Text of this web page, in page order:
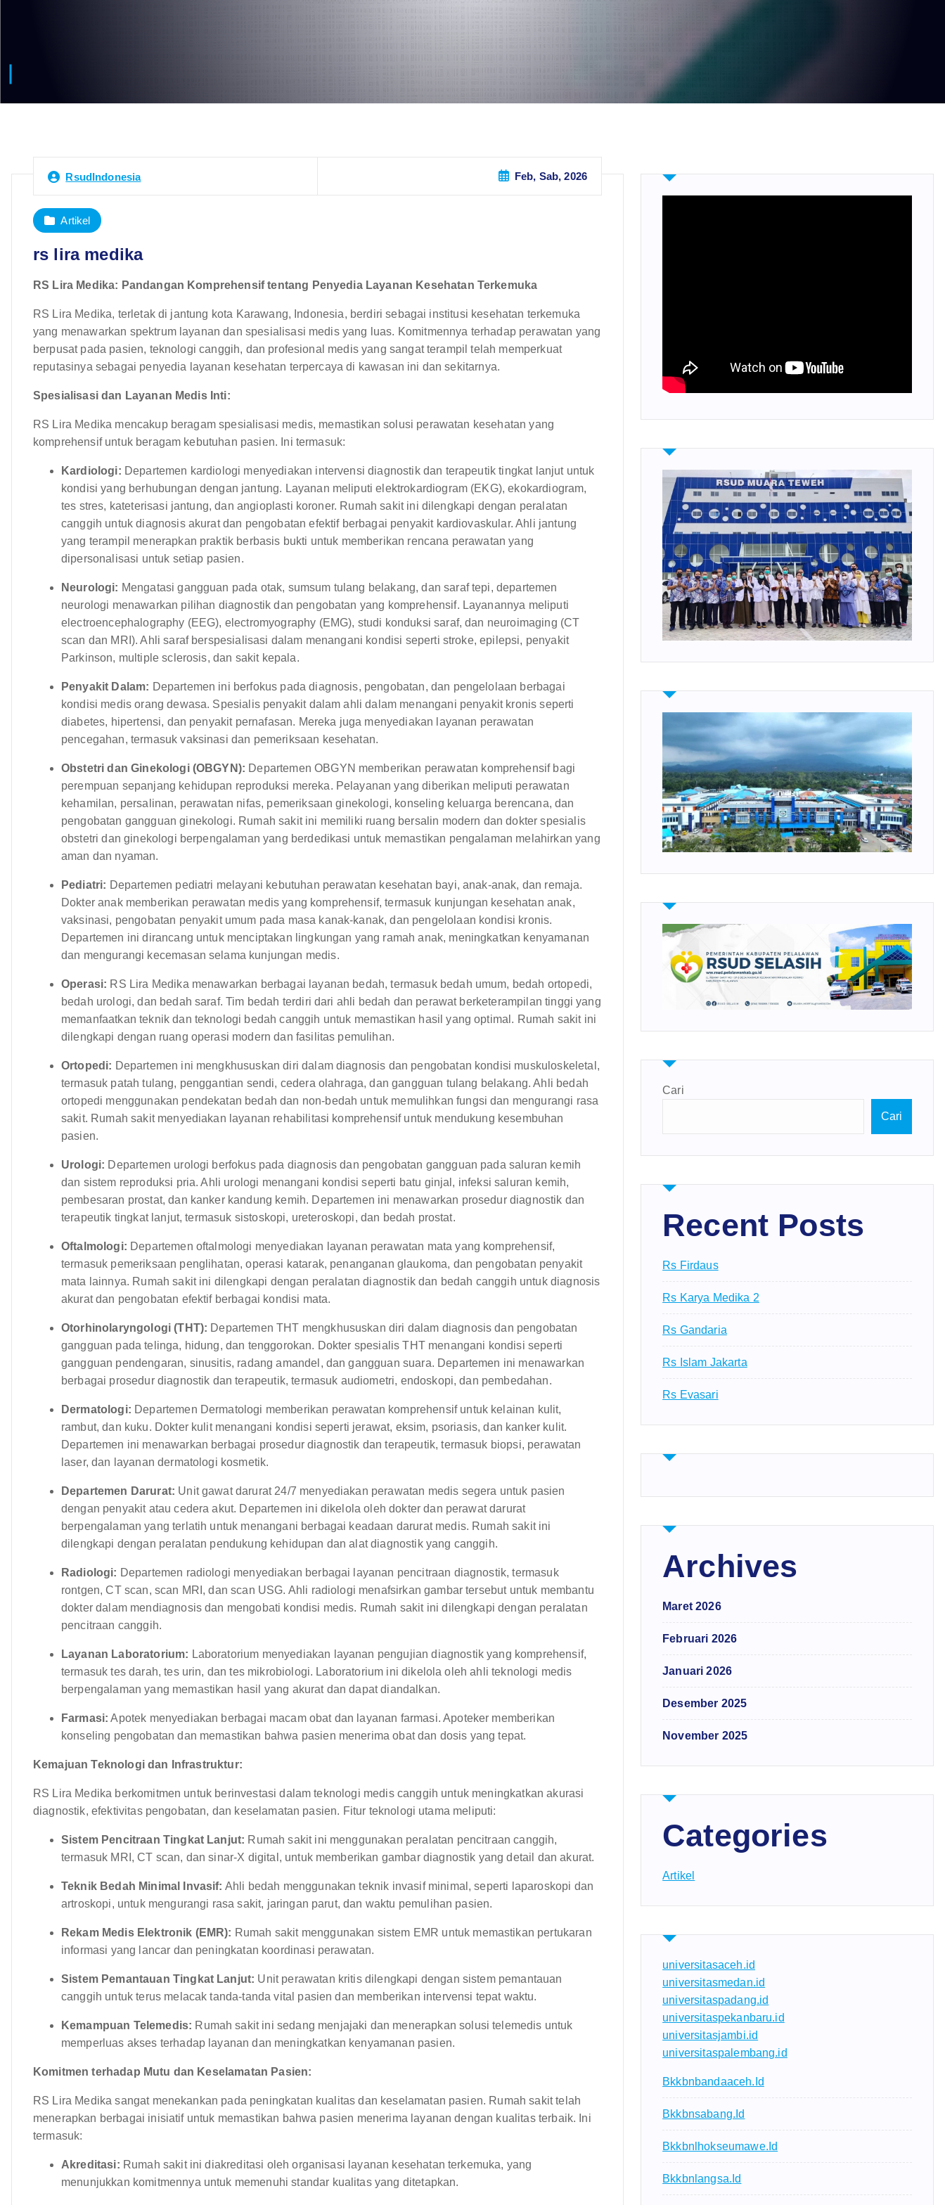
RsudIndonesia Feb, Sab, 2026
Artikel
rs lira medika
RS Lira Medika: Pandangan Komprehensif tentang Penyedia Layanan Kesehatan Terkemuka
RS Lira Medika, terletak di jantung kota Karawang, Indonesia, berdiri sebagai institusi kesehatan terkemuka
yang menawarkan spektrum layanan dan spesialisasi medis yang luas. Komitmennya terhadap perawatan yang
berpusat pada pasien, teknologi canggih, dan profesional medis yang sangat terampil telah memperkuat
reputasinya sebagai penyedia layanan kesehatan terpercaya di kawasan ini dan sekitarnya.
Spesialisasi dan Layanan Medis Inti:
RS Lira Medika mencakup beragam spesialisasi medis, memastikan solusi perawatan kesehatan yang
komprehensif untuk beragam kebutuhan pasien. Ini termasuk:
Kardiologi: Departemen kardiologi menyediakan intervensi diagnostik dan terapeutik tingkat lanjut untuk
kondisi yang berhubungan dengan jantung. Layanan meliputi elektrokardiogram (EKG), ekokardiogram,
tes stres, kateterisasi jantung, dan angioplasti koroner. Rumah sakit ini dilengkapi dengan peralatan
canggih untuk diagnosis akurat dan pengobatan efektif berbagai penyakit kardiovaskular. Ahli jantung
yang terampil menerapkan praktik berbasis bukti untuk memberikan rencana perawatan yang
dipersonalisasi untuk setiap pasien.
Neurologi: Mengatasi gangguan pada otak, sumsum tulang belakang, dan saraf tepi, departemen
neurologi menawarkan pilihan diagnostik dan pengobatan yang komprehensif. Layanannya meliputi
electroencephalography (EEG), electromyography (EMG), studi konduksi saraf, dan neuroimaging (CT
scan dan MRI). Ahli saraf berspesialisasi dalam menangani kondisi seperti stroke, epilepsi, penyakit
Parkinson, multiple sclerosis, dan sakit kepala.
Penyakit Dalam: Departemen ini berfokus pada diagnosis, pengobatan, dan pengelolaan berbagai
kondisi medis orang dewasa. Spesialis penyakit dalam ahli dalam menangani penyakit kronis seperti
diabetes, hipertensi, dan penyakit pernafasan. Mereka juga menyediakan layanan perawatan
pencegahan, termasuk vaksinasi dan pemeriksaan kesehatan.
Obstetri dan Ginekologi (OBGYN): Departemen OBGYN memberikan perawatan komprehensif bagi
perempuan sepanjang kehidupan reproduksi mereka. Pelayanan yang diberikan meliputi perawatan
kehamilan, persalinan, perawatan nifas, pemeriksaan ginekologi, konseling keluarga berencana, dan
pengobatan gangguan ginekologi. Rumah sakit ini memiliki ruang bersalin modern dan dokter spesialis
obstetri dan ginekologi berpengalaman yang berdedikasi untuk memastikan pengalaman melahirkan yang
aman dan nyaman.
Pediatri: Departemen pediatri melayani kebutuhan perawatan kesehatan bayi, anak-anak, dan remaja.
Dokter anak memberikan perawatan medis yang komprehensif, termasuk kunjungan kesehatan anak,
vaksinasi, pengobatan penyakit umum pada masa kanak-kanak, dan pengelolaan kondisi kronis.
Departemen ini dirancang untuk menciptakan lingkungan yang ramah anak, meningkatkan kenyamanan
dan mengurangi kecemasan selama kunjungan medis.
Operasi: RS Lira Medika menawarkan berbagai layanan bedah, termasuk bedah umum, bedah ortopedi,
bedah urologi, dan bedah saraf. Tim bedah terdiri dari ahli bedah dan perawat berketerampilan tinggi yang
memanfaatkan teknik dan teknologi bedah canggih untuk memastikan hasil yang optimal. Rumah sakit ini
dilengkapi dengan ruang operasi modern dan fasilitas pemulihan.
Ortopedi: Departemen ini mengkhususkan diri dalam diagnosis dan pengobatan kondisi muskuloskeletal,
termasuk patah tulang, penggantian sendi, cedera olahraga, dan gangguan tulang belakang. Ahli bedah
ortopedi menggunakan pendekatan bedah dan non-bedah untuk memulihkan fungsi dan mengurangi rasa
sakit. Rumah sakit menyediakan layanan rehabilitasi komprehensif untuk mendukung kesembuhan
pasien.
Urologi: Departemen urologi berfokus pada diagnosis dan pengobatan gangguan pada saluran kemih
dan sistem reproduksi pria. Ahli urologi menangani kondisi seperti batu ginjal, infeksi saluran kemih,
pembesaran prostat, dan kanker kandung kemih. Departemen ini menawarkan prosedur diagnostik dan
terapeutik tingkat lanjut, termasuk sistoskopi, ureteroskopi, dan bedah prostat.
Oftalmologi: Departemen oftalmologi menyediakan layanan perawatan mata yang komprehensif,
termasuk pemeriksaan penglihatan, operasi katarak, penanganan glaukoma, dan pengobatan penyakit
mata lainnya. Rumah sakit ini dilengkapi dengan peralatan diagnostik dan bedah canggih untuk diagnosis
akurat dan pengobatan efektif berbagai kondisi mata.
Otorhinolaryngologi (THT): Departemen THT mengkhususkan diri dalam diagnosis dan pengobatan
gangguan pada telinga, hidung, dan tenggorokan. Dokter spesialis THT menangani kondisi seperti
gangguan pendengaran, sinusitis, radang amandel, dan gangguan suara. Departemen ini menawarkan
berbagai prosedur diagnostik dan terapeutik, termasuk audiometri, endoskopi, dan pembedahan.
Dermatologi: Departemen Dermatologi memberikan perawatan komprehensif untuk kelainan kulit,
rambut, dan kuku. Dokter kulit menangani kondisi seperti jerawat, eksim, psoriasis, dan kanker kulit.
Departemen ini menawarkan berbagai prosedur diagnostik dan terapeutik, termasuk biopsi, perawatan
laser, dan layanan dermatologi kosmetik.
Departemen Darurat: Unit gawat darurat 24/7 menyediakan perawatan medis segera untuk pasien
dengan penyakit atau cedera akut. Departemen ini dikelola oleh dokter dan perawat darurat
berpengalaman yang terlatih untuk menangani berbagai keadaan darurat medis. Rumah sakit ini
dilengkapi dengan peralatan pendukung kehidupan dan alat diagnostik yang canggih.
Radiologi: Departemen radiologi menyediakan berbagai layanan pencitraan diagnostik, termasuk
rontgen, CT scan, scan MRI, dan scan USG. Ahli radiologi menafsirkan gambar tersebut untuk membantu
dokter dalam mendiagnosis dan mengobati kondisi medis. Rumah sakit ini dilengkapi dengan peralatan
pencitraan canggih.
Layanan Laboratorium: Laboratorium menyediakan layanan pengujian diagnostik yang komprehensif,
termasuk tes darah, tes urin, dan tes mikrobiologi. Laboratorium ini dikelola oleh ahli teknologi medis
berpengalaman yang memastikan hasil yang akurat dan dapat diandalkan.
Farmasi: Apotek menyediakan berbagai macam obat dan layanan farmasi. Apoteker memberikan
konseling pengobatan dan memastikan bahwa pasien menerima obat dan dosis yang tepat.
Kemajuan Teknologi dan Infrastruktur:
RS Lira Medika berkomitmen untuk berinvestasi dalam teknologi medis canggih untuk meningkatkan akurasi
diagnostik, efektivitas pengobatan, dan keselamatan pasien. Fitur teknologi utama meliputi:
Sistem Pencitraan Tingkat Lanjut: Rumah sakit ini menggunakan peralatan pencitraan canggih,
termasuk MRI, CT scan, dan sinar-X digital, untuk memberikan gambar diagnostik yang detail dan akurat.
Teknik Bedah Minimal Invasif: Ahli bedah menggunakan teknik invasif minimal, seperti laparoskopi dan
artroskopi, untuk mengurangi rasa sakit, jaringan parut, dan waktu pemulihan pasien.
Rekam Medis Elektronik (EMR): Rumah sakit menggunakan sistem EMR untuk memastikan pertukaran
informasi yang lancar dan peningkatan koordinasi perawatan.
Sistem Pemantauan Tingkat Lanjut: Unit perawatan kritis dilengkapi dengan sistem pemantauan
canggih untuk terus melacak tanda-tanda vital pasien dan memberikan intervensi tepat waktu.
Kemampuan Telemedis: Rumah sakit ini sedang menjajaki dan menerapkan solusi telemedis untuk
memperluas akses terhadap layanan dan meningkatkan kenyamanan pasien.
Komitmen terhadap Mutu dan Keselamatan Pasien:
RS Lira Medika sangat menekankan pada peningkatan kualitas dan keselamatan pasien. Rumah sakit telah
menerapkan berbagai inisiatif untuk memastikan bahwa pasien menerima layanan dengan kualitas terbaik. Ini
termasuk:
Akreditasi: Rumah sakit ini diakreditasi oleh organisasi layanan kesehatan terkemuka, yang
menunjukkan komitmennya untuk memenuhi standar kualitas yang ditetapkan.
Cari
Cari
Recent Posts
Rs Firdaus
Rs Karya Medika 2
Rs Gandaria
Rs Islam Jakarta
Rs Evasari
Archives
Maret 2026
Februari 2026
Januari 2026
Desember 2025
November 2025
Categories
Artikel
universitasaceh.id
universitasmedan.id
universitaspadang.id
universitaspekanbaru.id
universitasjambi.id
universitaspalembang.id
Bkkbnbandaaceh.id
Bkkbnsabang.id
Bkkbnlhokseumawe.id
Bkkbnlangsa.id